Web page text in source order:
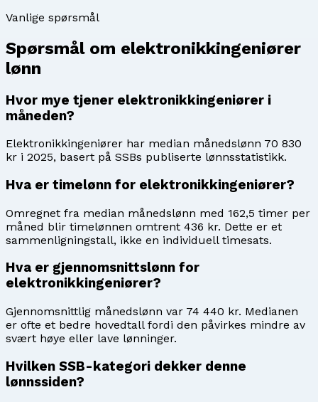
Vanlige spørsmål
Spørsmål om elektronikkingeniører
lønn
Hvor mye tjener elektronikkingeniører i
måneden?
Elektronikkingeniører har median månedslønn 70 830
kr i 2025, basert på SSBs publiserte lønnsstatistikk.
Hva er timelønn for elektronikkingeniører?
Omregnet fra median månedslønn med 162,5 timer per
måned blir timelønnen omtrent 436 kr. Dette er et
sammenligningstall, ikke en individuell timesats.
Hva er gjennomsnittslønn for
elektronikkingeniører?
Gjennomsnittlig månedslønn var 74 440 kr. Medianen
er ofte et bedre hovedtall fordi den påvirkes mindre av
svært høye eller lave lønninger.
Hvilken SSB-kategori dekker denne
lønnssiden?